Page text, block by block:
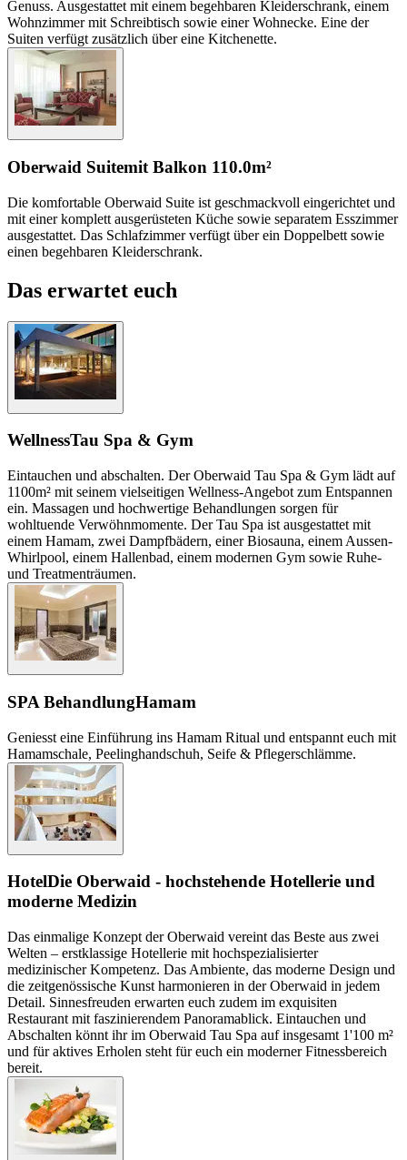
Genuss. Ausgestattet mit einem begehbaren Kleiderschrank, einem
Wohnzimmer mit Schreibtisch sowie einer Wohnecke. Eine der
Suiten verfügt zusätzlich über eine Kitchenette.
Oberwaid Suitemit Balkon 110.0m²
Die komfortable Oberwaid Suite ist geschmackvoll eingerichtet und
mit einer komplett ausgerüsteten Küche sowie separatem Esszimmer
ausgestattet. Das Schlafzimmer verfügt über ein Doppelbett sowie
einen begehbaren Kleiderschrank.
Das erwartet euch
WellnessTau Spa & Gym
Eintauchen und abschalten. Der Oberwaid Tau Spa & Gym lädt auf
1100m² mit seinem vielseitigen Wellness-Angebot zum Entspannen
ein. Massagen und hochwertige Behandlungen sorgen für
wohltuende Verwöhnmomente. Der Tau Spa ist ausgestattet mit
einem Hamam, zwei Dampfbädern, einer Biosauna, einem Aussen-
Whirlpool, einem Hallenbad, einem modernen Gym sowie Ruhe-
und Treatmenträumen.
SPA BehandlungHamam
Geniesst eine Einführung ins Hamam Ritual und entspannt euch mit
Hamamschale, Peelinghandschuh, Seife & Pflegerschlämme.
HotelDie Oberwaid - hochstehende Hotellerie und
moderne Medizin
Das einmalige Konzept der Oberwaid vereint das Beste aus zwei
Welten – erstklassige Hotellerie mit hochspezialisierter
medizinischer Kompetenz. Das Ambiente, das moderne Design und
die zeitgenössische Kunst harmonieren in der Oberwaid in jedem
Detail. Sinnesfreuden erwarten euch zudem im exquisiten
Restaurant mit faszinierendem Panoramablick. Eintauchen und
Abschalten könnt ihr im Oberwaid Tau Spa auf insgesamt 1'100 m²
und für aktives Erholen steht für euch ein moderner Fitnessbereich
bereit.